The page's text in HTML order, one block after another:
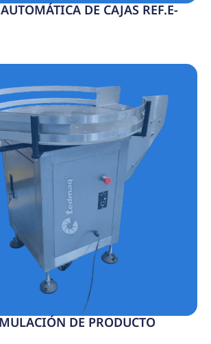
DE CAJAS REF.E-
DE PRODUCTO